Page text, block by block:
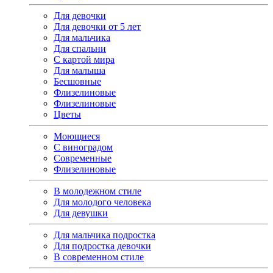
Для девочки
Для девочки от 5 лет
Для мальчика
Для спальни
С картой мира
Для малыша
Бесшовные
Флизелиновые
Флизелиновые
Цветы
Моющиеся
С виноградом
Современные
Флизелиновые
В молодежном стиле
Для молодого человека
Для девушки
Для мальчика подростка
Для подростка девочки
В современном стиле